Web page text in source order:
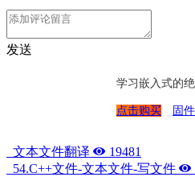
发送
学习嵌入式的
点击购买 固
文本文件翻译
19481
54.C++文件-文本文件-写文件